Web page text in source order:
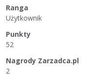
Ranga
Użytkownik
Punkty
52
Nagrody Zarzadca.pl
2